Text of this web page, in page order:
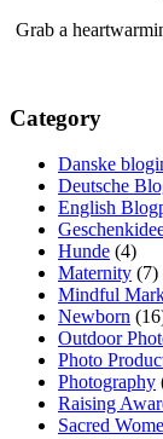
Grab a
Category
Danske
Deutsche
English
Hunde (4)
Maternity (7)
Mindful
Newborn
Outdoor
Photo
Photography
Raising
Sacred